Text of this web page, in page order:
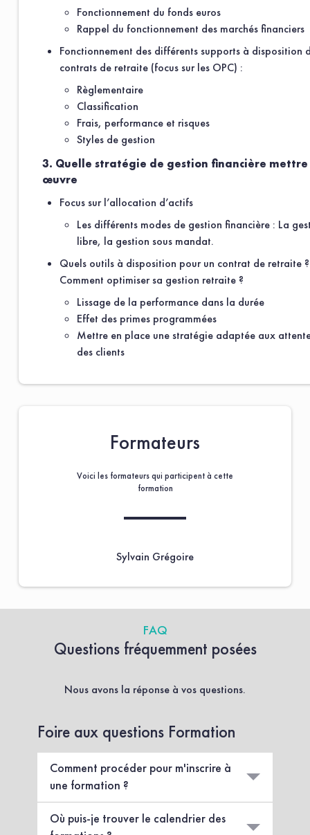
Fonctionnement du fonds euros
Rappel du fonctionnement des marchés financiers
Fonctionnement des différents supports à disposition
contrats de retraite (focus sur les OPC) :
Règlementaire
Classification
Frais, performance et risques
Styles de gestion
3. Quelle stratégie de gestion financière mettre
œuvre
Focus sur l’allocation d’actifs
Les différents modes de gestion financière : La
libre, la gestion sous mandat.
Quels outils à disposition pour un contrat de retraite ?
Comment optimiser sa gestion retraite ?
Lissage de la performance dans la durée
Effet des primes programmées
Mettre en place une stratégie adaptée aux
des clients
Formateurs
Voici les formateurs qui participent à cette
formation
Sylvain Grégoire
FAQ
Questions fréquemment posées
Nous avons la réponse à vos questions.
Foire aux questions Formation
Comment procéder pour m'inscrire à
une formation ?
s’offrent à vous :
Où puis-je trouver le calendrier des
Activité*
Téléphone
Ville
Référence de la formation
Commentaire
Envoyez votre devis
l’optique d’être traitées par . Elles sont conservées
pour une durée indéterminée. Conformément au
du Conseil du 27 avril 2016 [en application depuis
nous contactant au travers de ce même formulaire.